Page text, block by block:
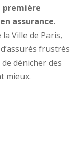
première
assurance.
la Ville de Paris,
frustrés
dénicher des
mieux.